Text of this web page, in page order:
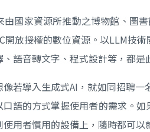
由國家資源所推動之博物館、圖
開放授權的數位資源。以LLM技
語音轉文字、程式設計等，都
若導入生成式AI，就如同招聘
語的方式掌握使用者的需求。
用者慣用的設備上，隨時都可